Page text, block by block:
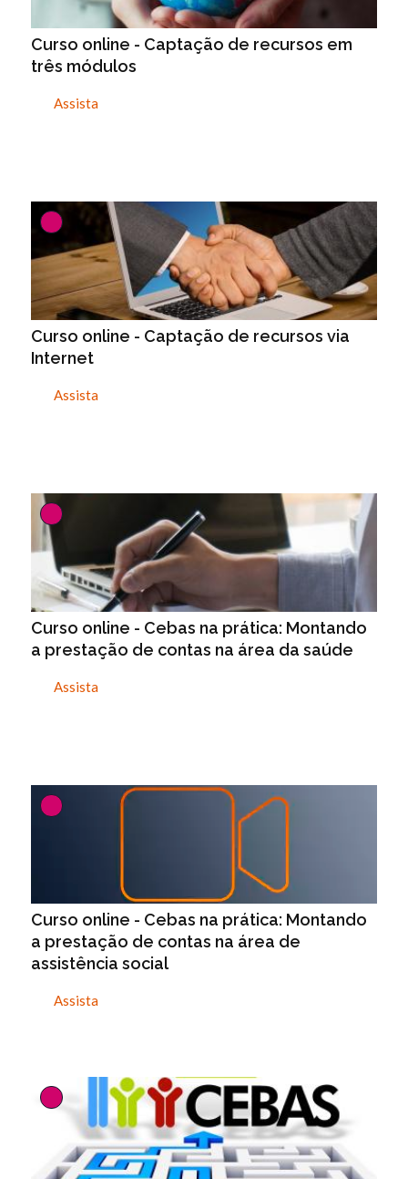
Curso online - Captação de recursos em
três módulos
Assista
Curso online - Captação de recursos via
Internet
Assista
Curso online - Cebas na prática: Montando
a prestação de contas na área da saúde
Assista
Curso online - Cebas na prática: Montando
a prestação de contas na área de
assistência social
Assista